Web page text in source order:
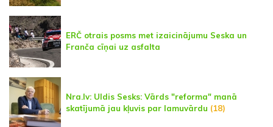
ERČ otrais posms met izaicinājumu Seska un
Franča cīņai uz asfalta
Nra.lv: Uldis Sesks: Vārds "reforma" manā
skatījumā jau kļuvis par lamuvārdu (18)